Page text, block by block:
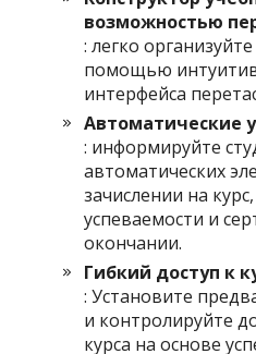
возможностью
: легко
помощью
интерфейса
Автоматические
: информируйте
автоматических
зачислении на
успеваемости и
окончании.
Гибкий доступ к
: Установите
и контролируйте
курса на основе